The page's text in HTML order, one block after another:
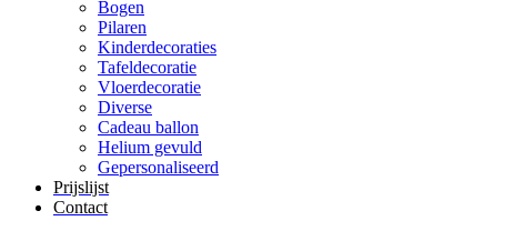
Bogen
Pilaren
Kinderdecoraties
Tafeldecoratie
Vloerdecoratie
Diverse
Cadeau ballon
Helium gevuld
Gepersonaliseerd
Prijslijst
Contact